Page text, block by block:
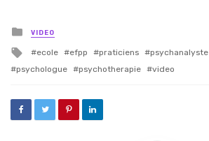
Posted in
VIDEO
Tagged with
ecole efpp praticiens psychanalyste
psychologue
psychotherapie video